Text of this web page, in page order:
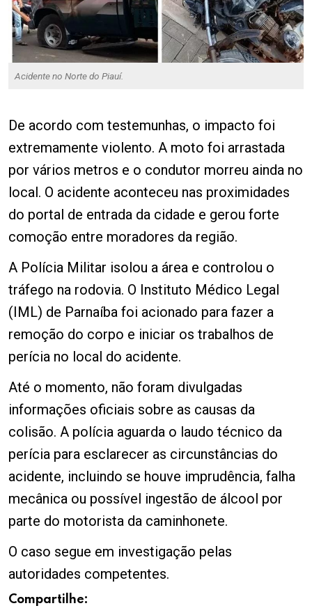
Acidente no Norte do Piauí.
De acordo com testemunhas, o impacto foi
extremamente violento. A moto foi arrastada
por vários metros e o condutor morreu ainda no
local. O acidente aconteceu nas proximidades
do portal de entrada da cidade e gerou forte
comoção entre moradores da região.
A Polícia Militar isolou a área e controlou o
tráfego na rodovia. O Instituto Médico Legal
(IML) de Parnaíba foi acionado para fazer a
remoção do corpo e iniciar os trabalhos de
perícia no local do acidente.
Até o momento, não foram divulgadas
informações oficiais sobre as causas da
colisão. A polícia aguarda o laudo técnico da
perícia para esclarecer as circunstâncias do
acidente, incluindo se houve imprudência, falha
mecânica ou possível ingestão de álcool por
parte do motorista da caminhonete.
O caso segue em investigação pelas
autoridades competentes.
Compartilhe: